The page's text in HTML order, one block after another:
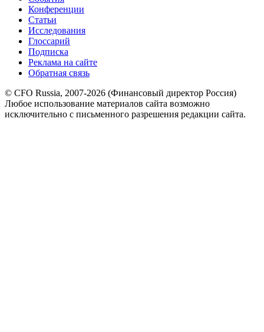
Конференции
Статьи
Исследования
Глоссарий
Подписка
Реклама на сайте
Обратная связь
© CFO Russia, 2007-2026 (Финансовый директор Россия)
Любое использование материалов сайта возможно
исключительно с письменного разрешения редакции сайта.